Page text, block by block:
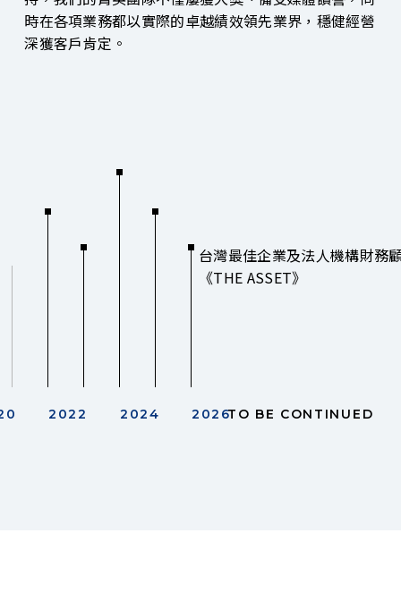
時在各項業務都以實際的卓越績效領先業界，穩健經營
深獲客戶肯定。
台灣最佳企業及法人機構財務
《THE ASSET》
2022 2024 2026TO BE CONTINUED